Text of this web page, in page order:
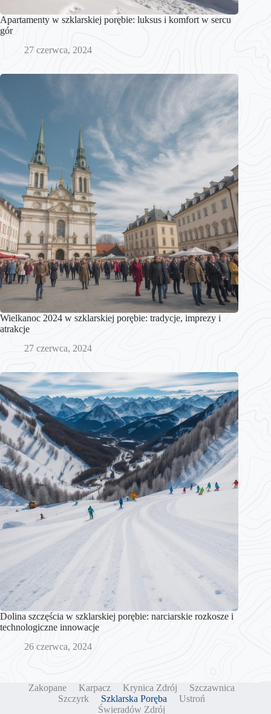
Apartamenty w szklarskiej porębie: luksus i komfort w sercu
gór
27 czerwca, 2024
Wielkanoc 2024 w szklarskiej porębie: tradycje, imprezy i
atrakcje
27 czerwca, 2024
Dolina szczęścia w szklarskiej porębie: narciarskie rozkosze i
technologiczne innowacje
26 czerwca, 2024
Zakopane Karpacz Krynica Zdrój
Szczawnica
Szczyrk
Szklarska Poręba
Ustroń
Świeradów Zdrój